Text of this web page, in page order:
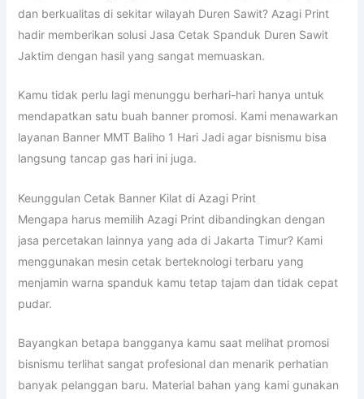
dan berkualitas di sekitar wilayah Duren Sawit? Azagi Print
hadir memberikan solusi Jasa Cetak Spanduk Duren Sawit
Jaktim dengan hasil yang sangat memuaskan.
Kamu tidak perlu lagi menunggu berhari-hari hanya untuk
mendapatkan satu buah banner promosi. Kami menawarkan
layanan Banner MMT Baliho 1 Hari Jadi agar bisnismu bisa
langsung tancap gas hari ini juga.
Keunggulan Cetak Banner Kilat di Azagi Print
Mengapa harus memilih Azagi Print dibandingkan dengan
jasa percetakan lainnya yang ada di Jakarta Timur? Kami
menggunakan mesin cetak berteknologi terbaru yang
menjamin warna spanduk kamu tetap tajam dan tidak cepat
pudar.
Bayangkan betapa bangganya kamu saat melihat promosi
bisnismu terlihat sangat profesional dan menarik perhatian
banyak pelanggan baru. Material bahan yang kami gunakan